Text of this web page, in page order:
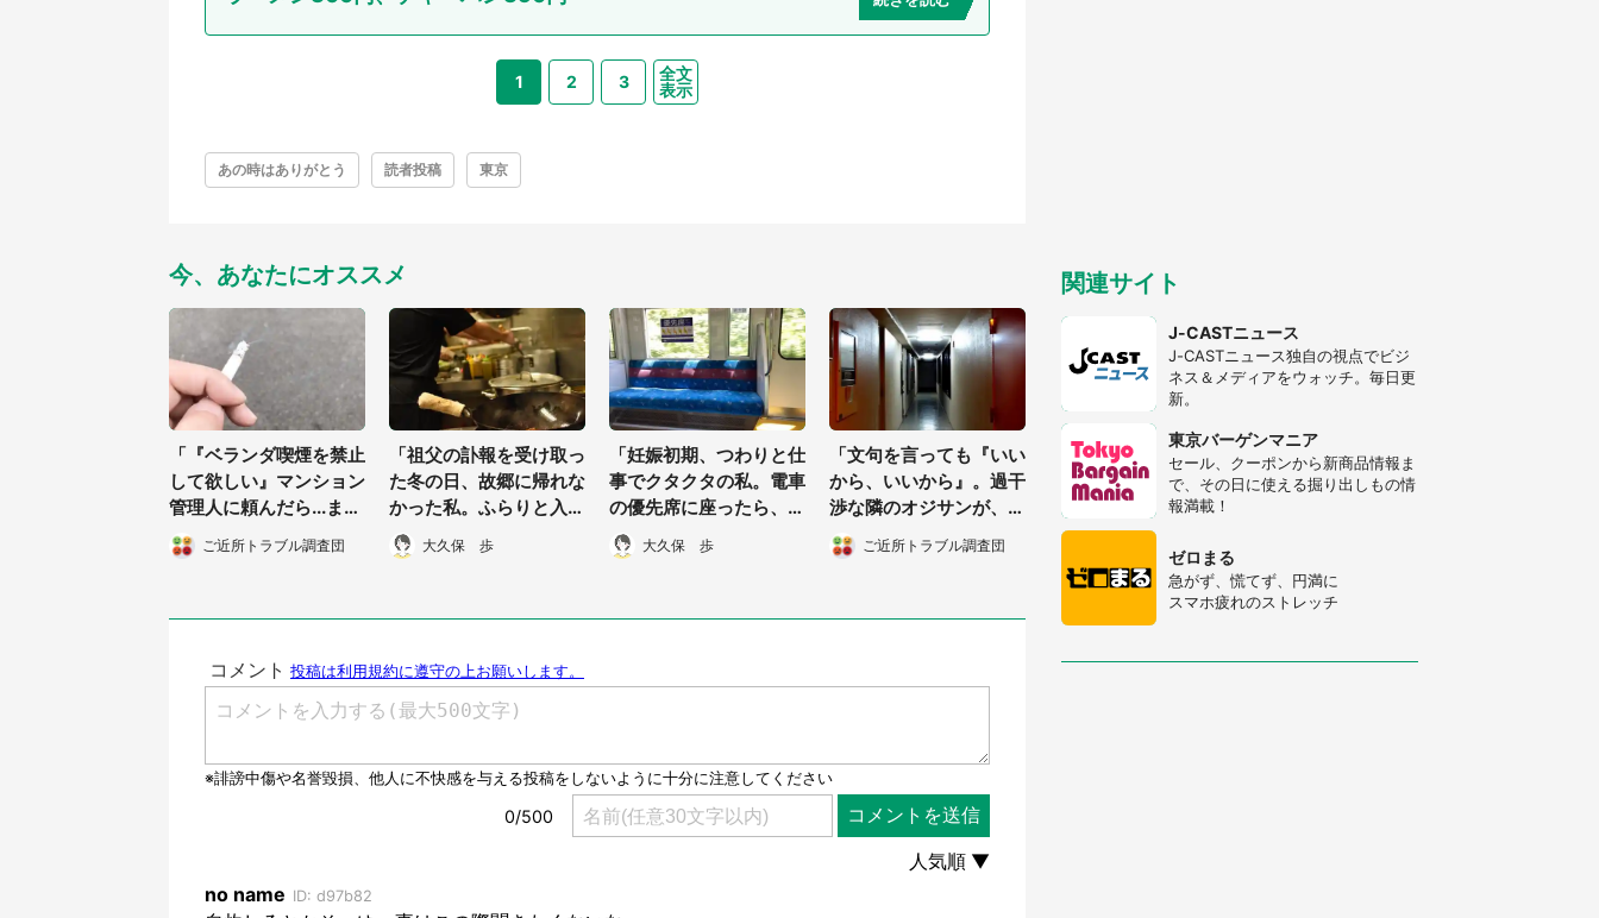
1 2 3
全文
表示
あの時はありがとう 読者投稿 東京
今、あなたにオススメ
「『ベランダ喫煙を禁止
して欲しい』マンション
管理人に頼んだら...まさ
かの回答に絶句」（静岡
県・50代女性）
ご近所トラブル調査団
「祖父の訃報を受け取っ
た冬の日、故郷に帰れな
かった私。ふらりと入っ
たラーメン屋で出会った
のは...」（北海道・50
大久保 歩
「妊娠初期、つわりと仕
事でクタクタの私。電車
の優先席に座ったら、遊
び帰りの老人に大声で叱
られて...」（大阪府・4
大久保 歩
「文句を言っても『いい
から、いいから』。過干
渉な隣のオジサンが、つ
いに娘たちを勝手に連れ
出して...」（神奈川県・
ご近所トラブル調査団
関連サイト
J-CASTニュース
J-CASTニュース独自の視点でビジ
ネス＆メディアをウォッチ。毎日更
新。
東京バーゲンマニア
セール、クーポンから新商品情報ま
で、その日に使える掘り出しもの情
報満載！
ゼロまる
急がず、慌てず、円満に
スマホ疲れのストレッチ